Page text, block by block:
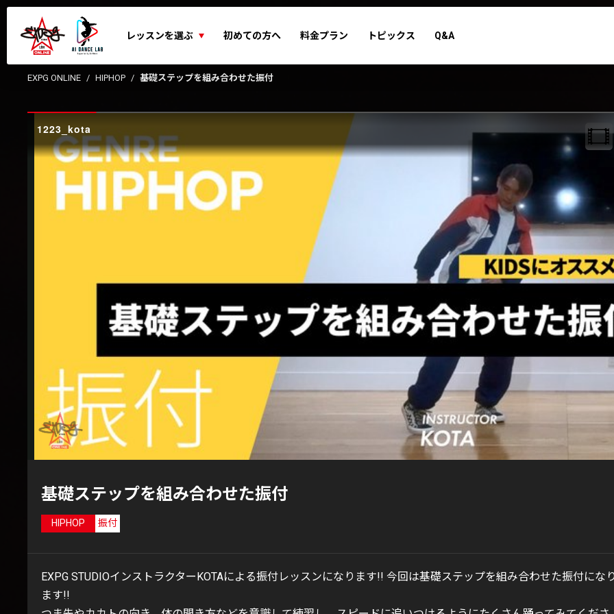
レッスンを選ぶ 初めての方へ 料金プラン トピックス Q&A
EXPG ONLINE HIPHOP 基礎ステップを組み合わせた振付
1223_kota
基礎ステップを組み合わせた振付
HIPHOP 振付
EXPG STUDIOインストラクターKOTAによる振付レッスンになります!! 今回は基礎ステップを組み合わせた振付にな
ます!!